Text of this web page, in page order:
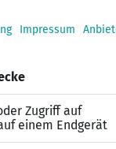
als gelebter